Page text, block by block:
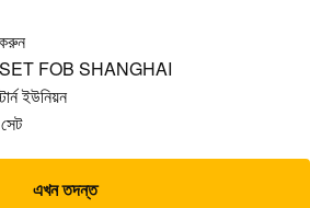
FOB SHANGHAI
ইউনিয়ন
এখন তদন্ত